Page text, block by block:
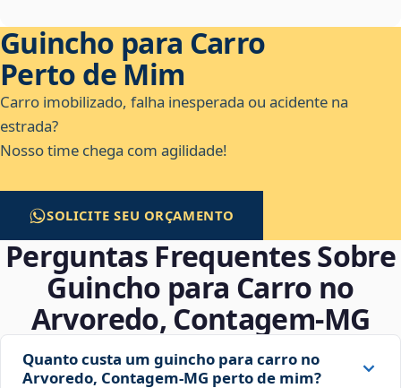
Guincho para Carro
Perto de Mim
Carro imobilizado, falha inesperada ou acidente na
estrada?
Nosso time chega com agilidade!
SOLICITE SEU ORÇAMENTO
Perguntas Frequentes Sobre
Guincho para Carro no
Arvoredo, Contagem‑MG
Quanto custa um guincho para carro no
Arvoredo, Contagem‑MG perto de mim?